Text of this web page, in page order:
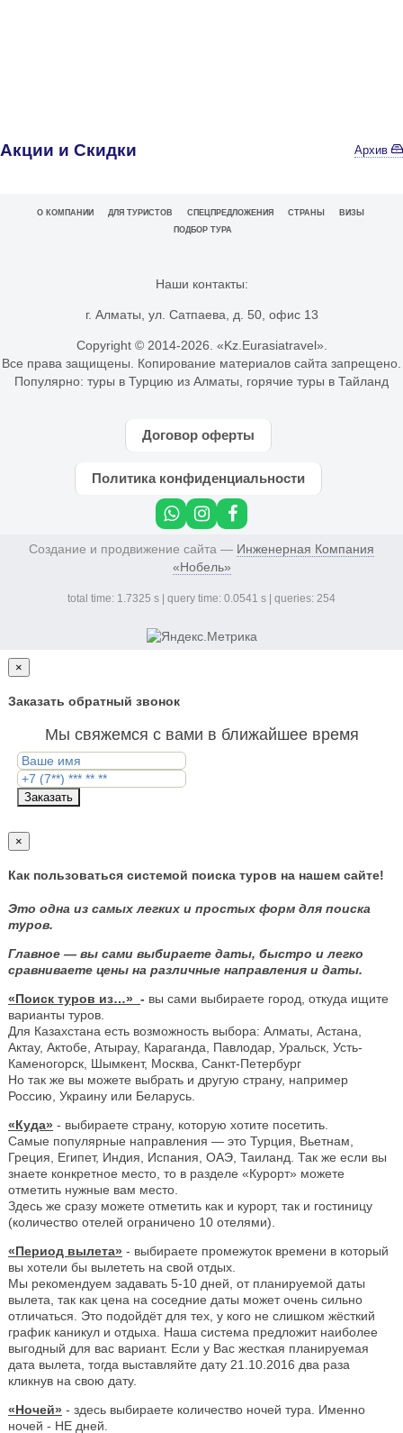
Акции и Скидки Архив
О КОМПАНИИ ДЛЯ ТУРИСТОВ СПЕЦПРЕДЛОЖЕНИЯ СТРАНЫ
ВИЗЫ
ПОДБОР ТУРА
Наши контакты:
г. Алматы, ул. Сатпаева, д. 50, офис 13
Copyright © 2014-2026. «Kz.Eurasiatravel».
Все права защищены. Копирование материалов сайта запрещено.
Популярно: туры в Турцию из Алматы горячие туры в Тайланд
Договор оферты
Политика конфиденциальности
Создание и продвижение сайта — Инженерная Компания
«Нобель»
total time: 1.7325 s | query time: 0.0541 s | queries: 254
×
Заказать обратный звонок
Мы свяжемся с вами в ближайшее время
Заказать
×
Как пользоваться системой поиска туров на нашем сайте!
Это одна из самых легких и простых форм для поиска
туров.
Главное — вы сами выбираете даты, быстро и легко
сравниваете цены на различные направления и даты.
«Поиск туров из…» - вы сами выбираете город, откуда ищите
варианты туров.
Для Казахстана есть возможность выбора: Алматы, Астана,
Актау, Актобе, Атырау, Караганда, Павлодар, Уральск, Усть-
Каменогорск, Шымкент, Москва, Санкт-Петербург
Но так же вы можете выбрать и другую страну, например
Россию, Украину или Беларусь.
«Куда» - выбираете страну, которую хотите посетить.
Самые популярные направления — это Турция, Вьетнам,
Греция, Египет, Индия, Испания, ОАЭ, Таиланд. Так же если вы
знаете конкретное место, то в разделе «Курорт» можете
отметить нужные вам место.
Здесь же сразу можете отметить как и курорт, так и гостиницу
(количество отелей ограничено 10 отелями).
«Период вылета» - выбираете промежуток времени в который
вы хотели бы вылететь на свой отдых.
Мы рекомендуем задавать 5-10 дней, от планируемой даты
вылета, так как цена на соседние даты может очень сильно
отличаться. Это подойдёт для тех, у кого не слишком жёсткий
график каникул и отдыха. Наша система предложит наиболее
выгодный для вас вариант. Если у Вас жесткая планируемая
дата вылета, тогда выставляйте дату 21.10.2016 два раза
кликнув на свою дату.
«Ночей» - здесь выбираете количество ночей тура. Именно
ночей - НЕ дней.